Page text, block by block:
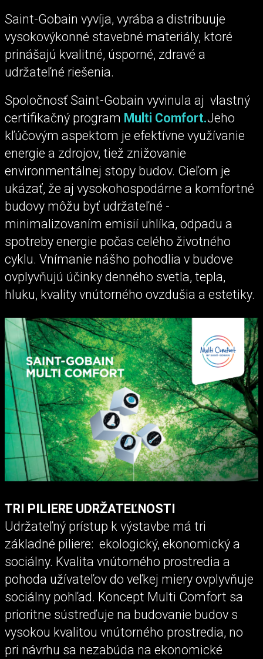
Saint-Gobain vyvíja, vyrába a distribuuje
vysokovýkonné stavebné materiály, ktoré
prinášajú kvalitné, úsporné, zdravé a
udržateľné riešenia.
Spoločnosť Saint-Gobain vyvinula aj vlastný
certifikačný program Multi Comfort.Jeho
kľúčovým aspektom je efektívne využívanie
energie a zdrojov, tiež znižovanie
environmentálnej stopy budov. Cieľom je
ukázať, že aj vysokohospodárne a komfortné
budovy môžu byť udržateľné -
minimalizovaním emisií uhlíka, odpadu a
spotreby energie počas celého životného
cyklu. Vnímanie nášho pohodlia v budove
ovplyvňujú účinky denného svetla, tepla,
hluku, kvality vnútorného ovzdušia a estetiky.
TRI PILIERE UDRŽATEĽNOSTI
Udržateľný prístup k výstavbe má tri
základné piliere: ekologický, ekonomický a
sociálny. Kvalita vnútorného prostredia a
pohoda užívateľov do veľkej miery ovplyvňuje
sociálny pohľad. Koncept Multi Comfort sa
prioritne sústreďuje na budovanie budov s
vysokou kvalitou vnútorného prostredia, no
pri návrhu sa nezabúda na ekonomické